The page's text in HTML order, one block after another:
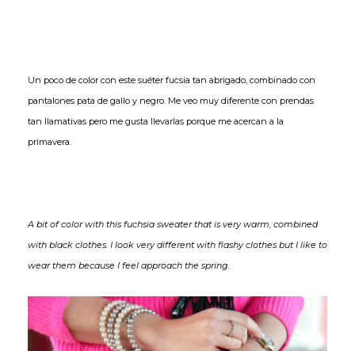
Un poco de color con este suéter fucsia tan abrigado, combinado con
pantalones pata de gallo y negro. Me veo muy diferente con prendas
tan llamativas pero me gusta llevarlas porque me acercan a la
primavera.
A bit of color with this fuchsia sweater that is very warm, combined
with black clothes. I look very different with flashy clothes but I like to
wear them because I feel approach the spring.